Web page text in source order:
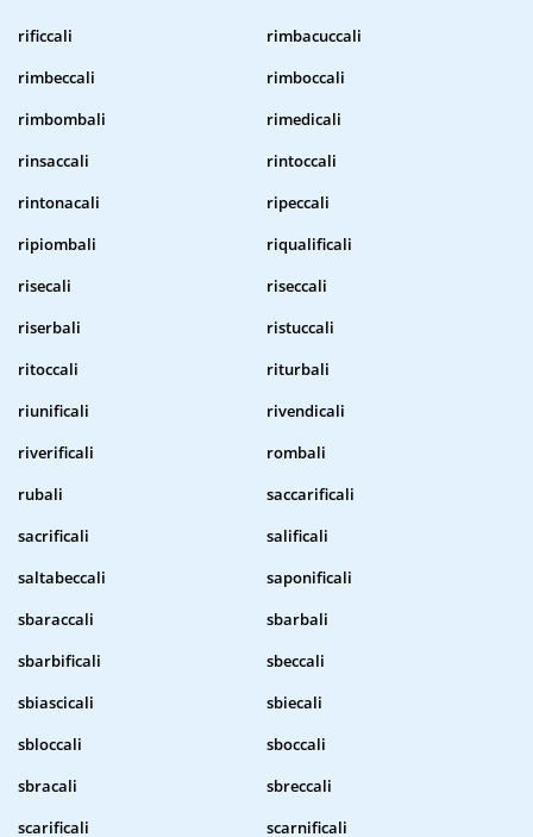
rificcali
rimbacuccali
rimbeccali
rimboccali
rimbombali
rimedicali
rinsaccali
rintoccali
rintonacali
ripeccali
ripiombali
riqualificali
risecali
riseccali
riserbali
ristuccali
ritoccali
riturbali
riunificali
rivendicali
riverificali
rombali
rubali
saccarificali
sacrificali
salificali
saltabeccali
saponificali
sbaraccali
sbarbali
sbarbificali
sbeccali
sbiascicali
sbiecali
sbloccali
sboccali
sbracali
sbreccali
scarificali
scarnificali